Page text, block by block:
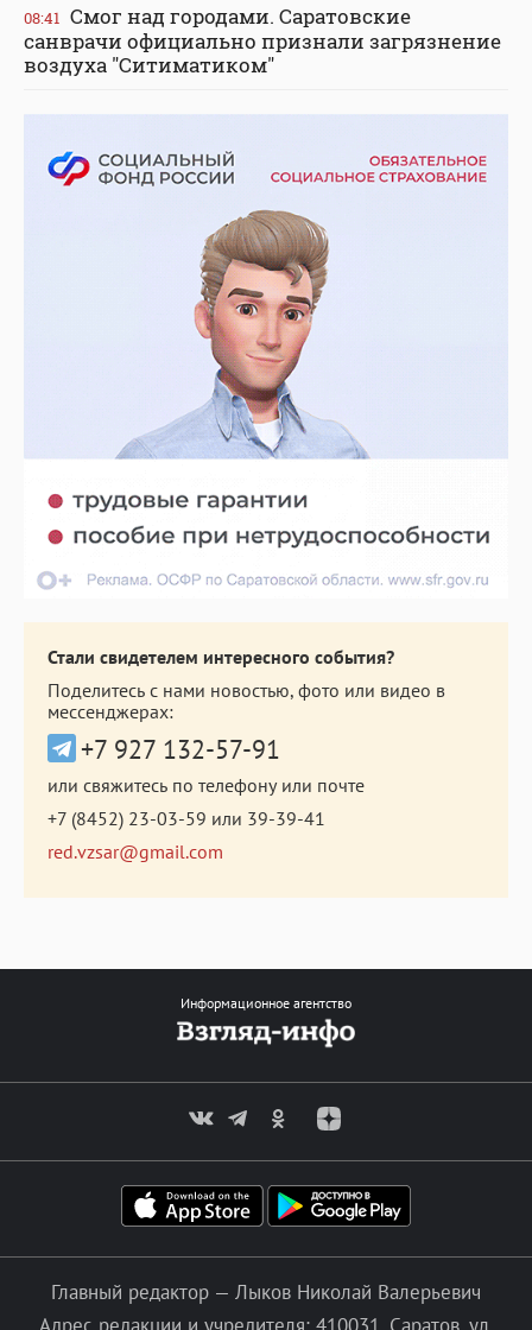
08:41 Смог над городами. Саратовские
санврачи официально признали загрязнение
воздуха "Ситиматиком"
Стали свидетелем интересного события?
Поделитесь с нами новостью, фото или видео в
мессенджерах:
+7 927 132-57-91
или свяжитесь по телефону или почте
+7 (8452) 23-03-59 или 39-39-41
red.vzsar@gmail.com
Информационное агентство
Главный редактор — Лыков Николай Валерьевич